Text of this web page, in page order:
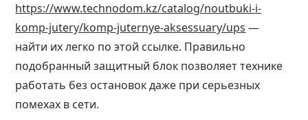
https://www.technodom.kz/catalog/noutbuki-i-
komp-jutery/komp-juternye-aksessuary/ups —
найти их легко по этой ссылке. Правильно
подобранный защитный блок позволяет технике
работать без остановок даже при серьезных
помехах в сети.